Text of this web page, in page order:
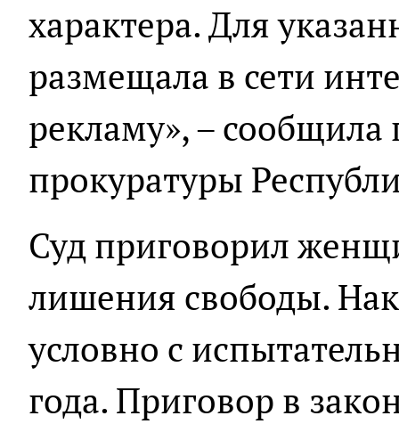
характера. Для
размещала в сети
рекламу», – сообщила
прокуратуры
Суд приговорил
лишения свободы.
условно с
года. Приговор в